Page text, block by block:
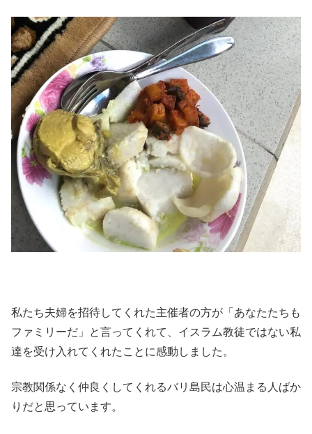
私たち夫婦を招待してくれた主催者の方が「あなたたちも
ファミリーだ」と言ってくれて、イスラム教徒ではない私
達を受け入れてくれたことに感動しました。
宗教関係なく仲良くしてくれるバリ島民は心温まる人ばか
りだと思っています。